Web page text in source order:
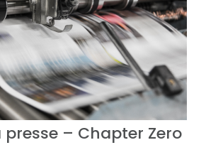
presse – Chapter Zero